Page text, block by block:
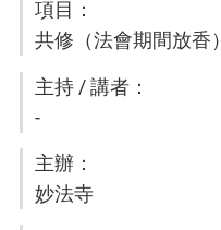
共修（法會期間放香）
-
妙法寺